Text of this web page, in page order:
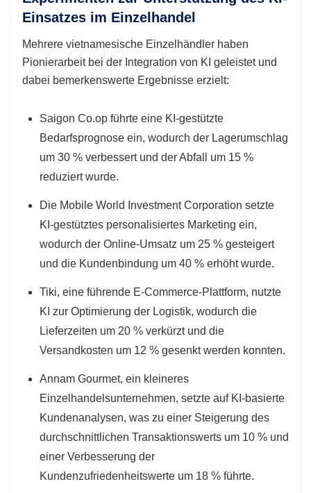
Einsatzes im Einzelhandel
Mehrere vietnamesische Einzelhändler haben
Pionierarbeit bei der Integration von KI geleistet und
dabei bemerkenswerte Ergebnisse erzielt:
Saigon Co.op führte eine KI-gestützte
Bedarfsprognose ein, wodurch der Lagerumschlag
um 30 % verbessert und der Abfall um 15 %
reduziert wurde.
Die Mobile World Investment Corporation setzte
KI-gestütztes personalisiertes Marketing ein,
wodurch der Online-Umsatz um 25 % gesteigert
und die Kundenbindung um 40 % erhöht wurde.
Tiki, eine führende E-Commerce-Plattform, nutzte
KI zur Optimierung der Logistik, wodurch die
Lieferzeiten um 20 % verkürzt und die
Versandkosten um 12 % gesenkt werden konnten.
Annam Gourmet, ein kleineres
Einzelhandelsunternehmen, setzte auf KI-basierte
Kundenanalysen, was zu einer Steigerung des
durchschnittlichen Transaktionswerts um 10 % und
einer Verbesserung der
Kundenzufriedenheitswerte um 18 % führte.